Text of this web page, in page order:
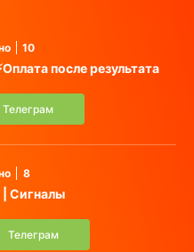
10
после результата
Телеграм
8
Сигналы
Телеграм